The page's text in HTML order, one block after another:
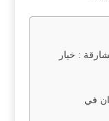
: خيار
في